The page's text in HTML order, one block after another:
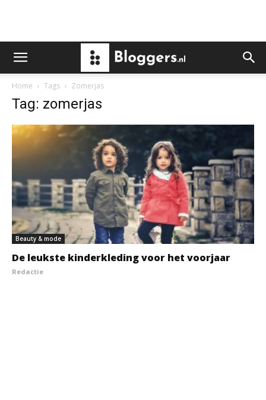
Home Tags Zomerjas
Tag: zomerjas
Beauty & mode
De leukste kinderkleding voor het voorjaar
Redactie